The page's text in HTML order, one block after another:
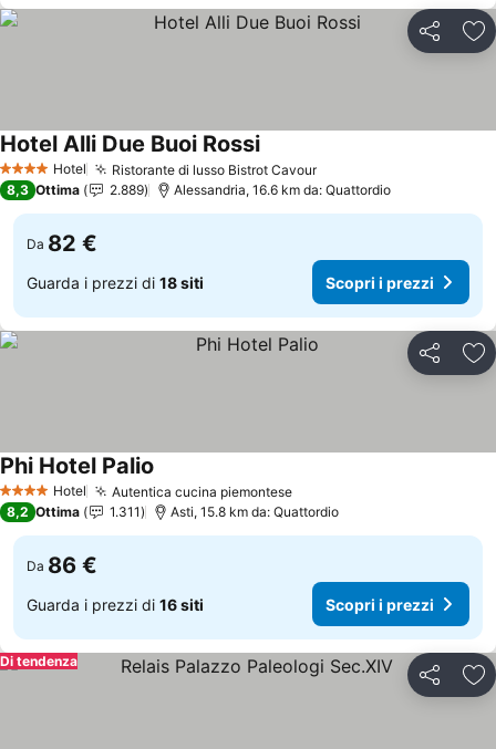
Condividi
4 Stelle Hotel Ristorante di lusso Bistrot CavourScopri i prezzi
Hotel Alli Due Buoi RossiScopri i prezzi
8,3 Ottima 2.889 Alessandria, 16.6 km da: Quattordio
Da 82 €
Guarda i prezzi di 18 siti Scopri i prezzi
Condividi
4 Stelle Hotel Autentica cucina piemonteseScopri i prezzi
Phi Hotel Palio
8,2 Ottima 1.311 Asti, 15.8 km da: Quattordio
Da 86 €
Guarda i prezzi di 16 siti Scopri i prezzi
Condividi
Di tendenza